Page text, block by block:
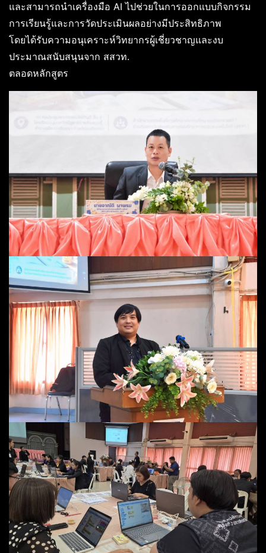
และสามารถนำเครื่องมือ AI ไปช่วยในการออกแบบกิจกรรม
การเรียนรู้และการวัดประเมินผลอย่างมีประสิทธิภาพ
โดยได้รับความอนุเคราะห์วิทยากรผู้เชี่ยวชาญและงบ
ประมาณสนับสนุนจาก สสวท.
ตลอดหลักสูตร